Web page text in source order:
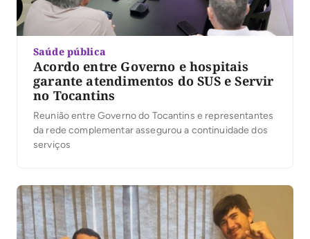
Saúde pública
Acordo entre Governo e hospitais
garante atendimentos do SUS e Servir
no Tocantins
Reunião entre Governo do Tocantins e representantes
da rede complementar assegurou a continuidade dos
serviços